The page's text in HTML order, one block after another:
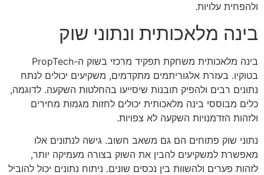
ולהפחית עלויות.
בינה מלאכותית ונתוני שוק
בינה מלאכותית משחקת תפקיד מרכזי בשוק ה-PropTech
בטוקיו. בעזרת אלגוריתמים מתקדמים, משקיעים יכולים לנתח
נתונים רבים ולהפיק תובנות שיסייעו בהחלטות השקעה. לדוגמה,
כלים מבוססי בינה מלאכותית יכולים לחזות מגמות מחירים
ולזהות הזדמנויות השקעה לא צפויות.
נתוני שוק פתוחים הם גם משאב חשוב. גישה לנתונים אלו
מאפשרת למשקיעים להבין את השוק בצורה מעמיקה יותר,
לזהות פערים ולהשוות בין נכסים שונים. ניתוח נתונים יכול להוביל